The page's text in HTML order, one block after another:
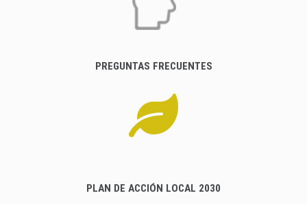
PREGUNTAS FRECUENTES
PLAN DE ACCIÓN LOCAL 2030